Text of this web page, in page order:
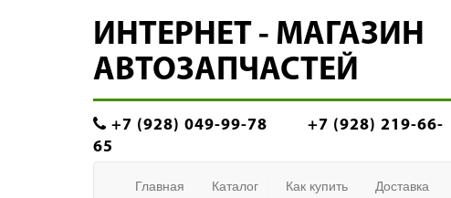
ИНТЕРНЕТ - МАГАЗИН
АВТОЗАПЧАСТЕЙ
+7 (928) 049-99-78
+7 (928) 219-66-
65
Главная Каталог Как купить Доставка